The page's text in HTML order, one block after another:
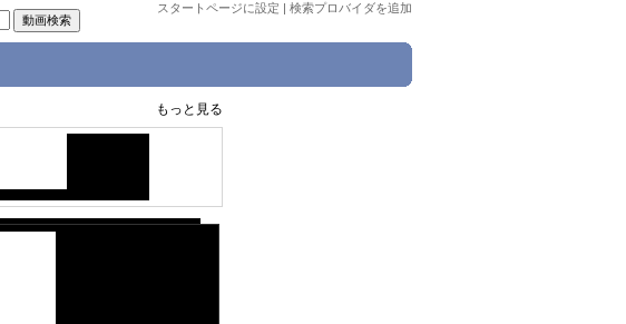
スタートページに設定 | 検索プロバイダを追加
もっと見る